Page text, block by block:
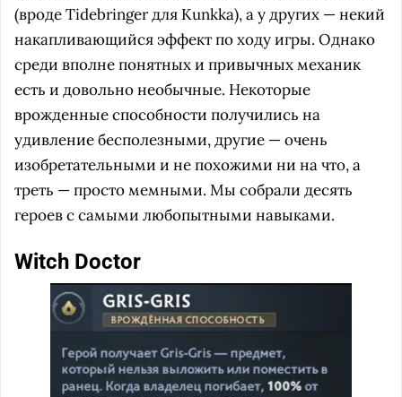
(вроде Tidebringer для Kunkka), а у других — некий
накапливающийся эффект по ходу игры. Однако
среди вполне понятных и привычных механик
есть и довольно необычные. Некоторые
врожденные способности получились на
удивление бесполезными, другие — очень
изобретательными и не похожими ни на что, а
треть — просто мемными. Мы собрали десять
героев с самыми любопытными навыками.
Witch Doctor